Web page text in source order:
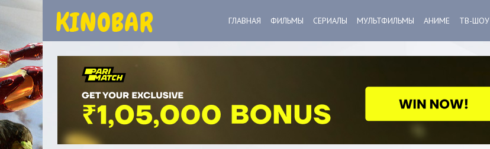
ГЛАВНАЯ ФИЛЬМЫ СЕРИАЛЫ МУЛЬТФИЛЬМЫ АНИМЕ ТВ-ШОУ